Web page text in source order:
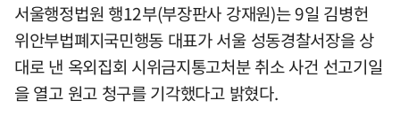
서울행정법원 행12부(부장판사 강재원)는 9일 김병헌
위안부법폐지국민행동 대표가 서울 성동경찰서장을 상
대로 낸 옥외집회 시위금지통고처분 취소 사건 선고기일
을 열고 원고 청구를 기각했다고 밝혔다.